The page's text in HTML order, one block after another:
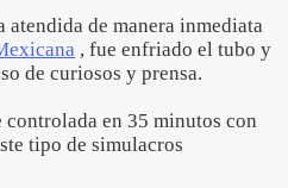
atendida de manera inmediata
, fue enfriado el tubo y
de curiosos y prensa.
en 35 minutos con
tipo de simulacros